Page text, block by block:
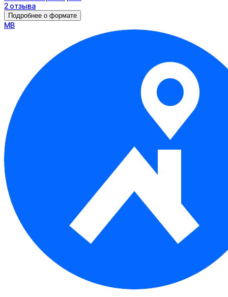
2 отзыва
Подробнее о формате
МВ